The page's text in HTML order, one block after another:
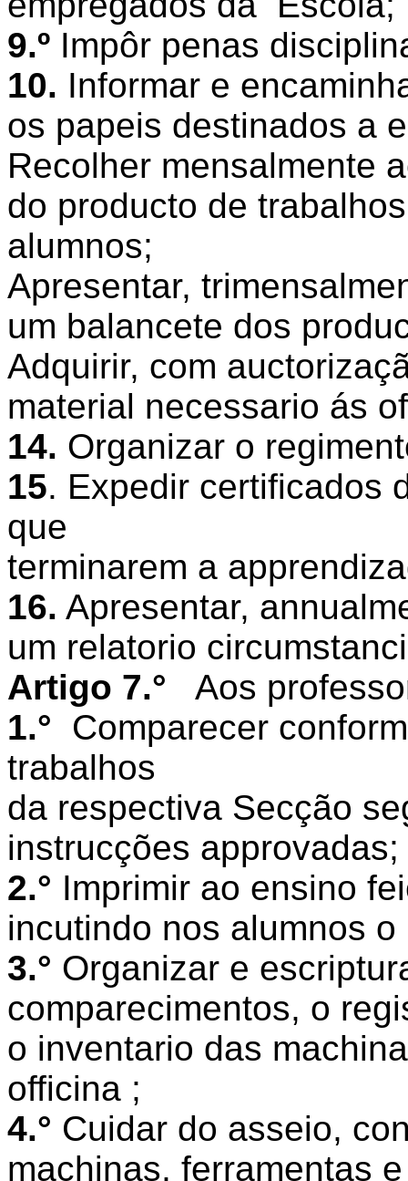
9.º Impôr penas
10. Informar e
os papeis destinados a
Recolher mensalmente
do producto de
alumnos;
Apresentar,
um balancete dos
Adquirir, com
material necessario ás
14. Organizar o
15. Expedir certificados
que
terminarem a
16. Apresentar,
um relatorio
Artigo 7.°
Aos
1.°
Comparecer
trabalhos
da respectiva Secção
instrucções approvadas;
2.° Imprimir ao ensino
incutindo nos alumnos
3.° Organizar e
comparecimentos, o
o inventario das
officina ;
4.° Cuidar do asseio,
machinas, ferramentas